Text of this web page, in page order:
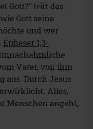
Gott?“ tritt das
Gott seine
und wer
Epheser 1,3-
Vater, von ihm
aus. Durch Jesus
Alles,
Menschen angeht,